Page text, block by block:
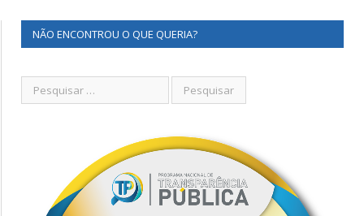
NÃO ENCONTROU O QUE QUERIA?